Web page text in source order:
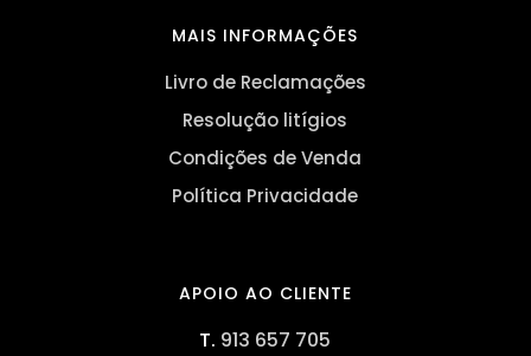
MAIS INFORMAÇÕES
Livro de Reclamações
Resolução litígios
Condições de Venda
Política Privacidade
APOIO AO CLIENTE
T. 913 657 705